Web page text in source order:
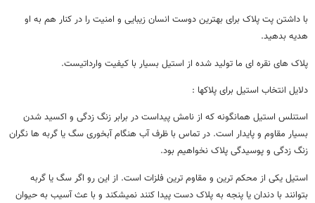
با داشتن پت پلاک برای بهترین دوست انسان زیبایی و امنیت را در کنار هم به او
هدیه بدهید.
پلاک های نقره ای ما تولید شده از استیل بسیار با کیفیت وارداتیست.
دلایل انتخاب استیل برای پلاکها :
استنلس استیل همانگونه که از نامش پیداست در برابر زنگ زدگی و اکسید شدن
بسیار مقاوم و پایدار است. در تماس با ظرف آب هنگام آبخوری سگ یا گربه ها نگران
زنگ زدگی و پوسیدگی پلاک نخواهیم بود.
استیل یکی از محکم ترین و مقاوم ترین فلزات است. از این رو اگر سگ یا گربه
بتوانند با دندان یا پنجه به پلاک دست پیدا کنند نمیشکند و با عث آسیب به حیوان